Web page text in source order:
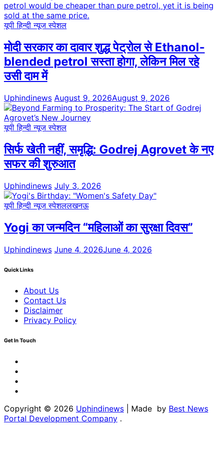
यूपी हिन्दी न्यूज स्पेशल
मोदी सरकार का दावार शुद्ध पेट्रोल से Ethanol-
blended petrol सस्ता होगा, लेकिन मिल रहे
उसी दाम में
Uphindinews August 9, 2026August 9, 2026
यूपी हिन्दी न्यूज स्पेशल
सिर्फ खेती नहीं, समृद्धि: Godrej Agrovet के नए
सफर की शुरुआत
Uphindinews July 3, 2026
यूपी हिन्दी न्यूज स्पेशललखनऊ
Yogi का जन्मदिन “महिलाओं का सुरक्षा दिवस”
Uphindinews June 4, 2026June 4, 2026
Quick Links
About Us
Contact Us
Disclaimer
Privacy Policy
Get In Touch
Copyright © 2026 Uphindinews | Made by Best News
Portal Development Company .